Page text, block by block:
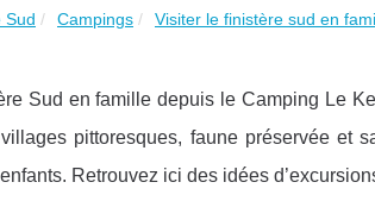
Sud Campings Visiter le finistère sud en
Sud en famille depuis le Camping Le
pittoresques, faune préservée et
Retrouvez ici des idées